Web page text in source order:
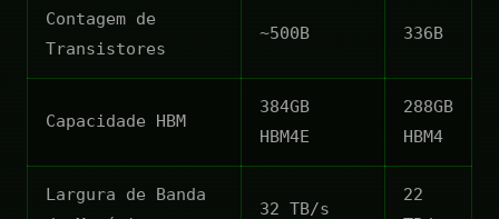
Contagem de
Transistores
~500B 336B
Capacidade HBM
384GB
HBM4E
288GB
HBM4
Largura de Banda
32 TB/s
22